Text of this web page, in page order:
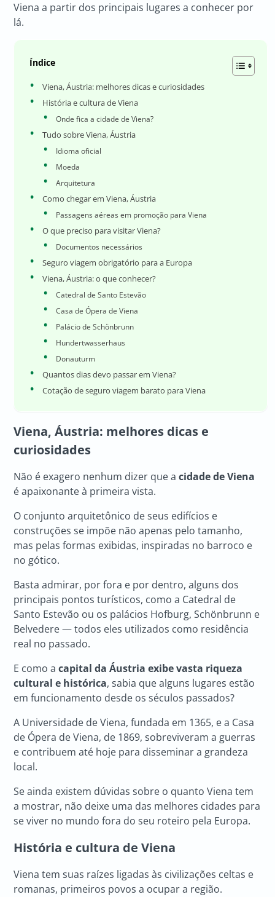
Viena a partir dos principais lugares a conhecer por
lá.
Índice
Viena, Áustria: melhores dicas e curiosidades
História e cultura de Viena
Onde fica a cidade de Viena?
Tudo sobre Viena, Áustria
Idioma oficial
Moeda
Arquitetura
Como chegar em Viena, Áustria
Passagens aéreas em promoção para Viena
O que preciso para visitar Viena?
Documentos necessários
Seguro viagem obrigatório para a Europa
Viena, Áustria: o que conhecer?
Catedral de Santo Estevão
Casa de Ópera de Viena
Palácio de Schönbrunn
Hundertwasserhaus
Donauturm
Quantos dias devo passar em Viena?
Cotação de seguro viagem barato para Viena
Viena, Áustria: melhores dicas e
curiosidades
Não é exagero nenhum dizer que a cidade de Viena
é apaixonante à primeira vista.
O conjunto arquitetônico de seus edifícios e
construções se impõe não apenas pelo tamanho,
mas pelas formas exibidas, inspiradas no barroco e
no gótico.
Basta admirar, por fora e por dentro, alguns dos
principais pontos turísticos, como a Catedral de
Santo Estevão ou os palácios Hofburg, Schönbrunn e
Belvedere — todos eles utilizados como residência
real no passado.
E como acapital da Áustria exibe vasta riqueza
cultural e histórica, sabia que alguns lugares estão
em funcionamento desde os séculos passados?
A Universidade de Viena, fundada em 1365, e a Casa
de Ópera de Viena, de 1869, sobreviveram a guerras
e contribuem até hoje para disseminar a grandeza
local.
Se ainda existem dúvidas sobre o quanto Viena tem
a mostrar, não deixe uma das melhores cidades para
se viver no mundo fora do seu roteiro pela Europa.
História e cultura de Viena
Viena tem suas raízes ligadas às civilizações celtas e
romanas, primeiros povos a ocupar a região.